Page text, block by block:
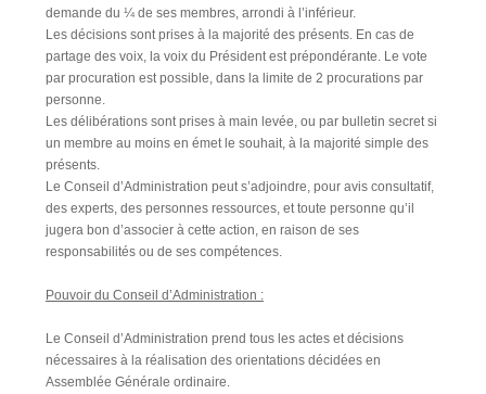
demande du ¼ de ses membres, arrondi à l’inférieur.
Les décisions sont prises à la majorité des présents. En cas de
partage des voix, la voix du Président est prépondérante. Le vote
par procuration est possible, dans la limite de 2 procurations par
personne.
Les délibérations sont prises à main levée, ou par bulletin secret si
un membre au moins en émet le souhait, à la majorité simple des
présents.
Le Conseil d’Administration peut s’adjoindre, pour avis consultatif,
des experts, des personnes ressources, et toute personne qu’il
jugera bon d’associer à cette action, en raison de ses
responsabilités ou de ses compétences.
Pouvoir du Conseil d’Administration :
Le Conseil d’Administration prend tous les actes et décisions
nécessaires à la réalisation des orientations décidées en
Assemblée Générale ordinaire.